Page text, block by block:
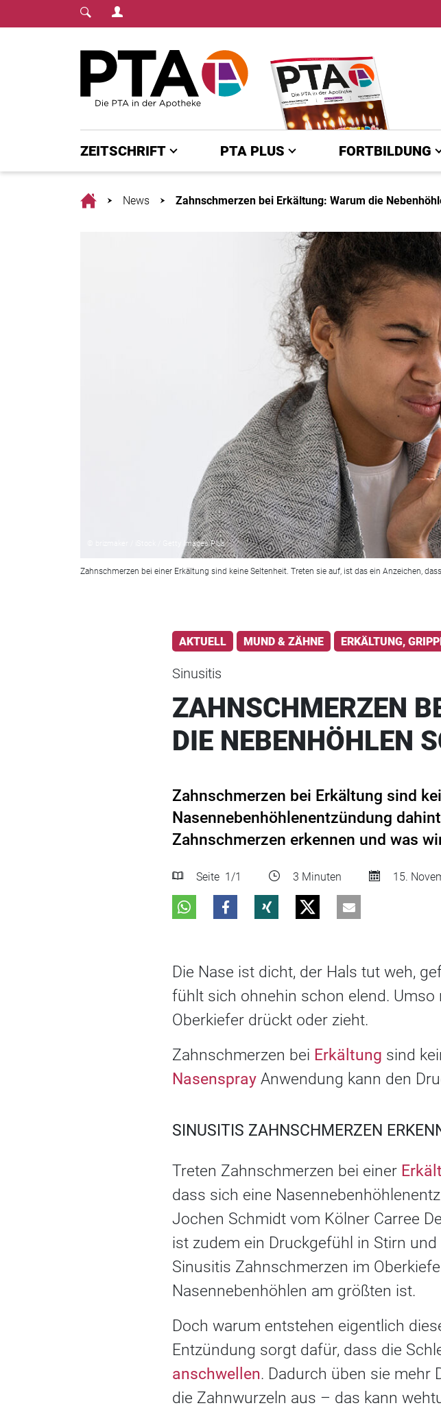
Login Menu
ZEITSCHRIFT PTA PLUS FORTBILDUNG
HomeNews Zahnschmerzen bei Erkältung: Warum die
© brizmaker / iStock / Getty Images Plus
Zahnschmerzen bei einer Erkältung sind keine Seltenheit. Treten sie auf, ist das ein Anzeichen,
AKTUELL MUND & ZÄHNE ERKÄLTUNG,
Sinusitis
ZAHNSCHMERZEN
DIE NEBENHÖHLEN
Zahnschmerzen bei Erkältung sind
Nasennebenhöhlenentzündung
Zahnschmerzen erkennen und was
Seite 1 /1 3 Minuten 15.
Die Nase ist dicht, der Hals tut weh,
fühlt sich ohnehin schon elend.
Oberkiefer drückt oder zieht.
Zahnschmerzen bei Erkältung sind
Nasenspray Anwendung kann den
SINUSITIS ZAHNSCHMERZEN
Treten Zahnschmerzen bei einer
dass sich eine
Jochen Schmidt vom Kölner Carree
ist zudem ein Druckgefühl in Stirn
Sinusitis Zahnschmerzen im
Nasennebenhöhlen am größten ist.
Doch warum entstehen eigentlich
Entzündung sorgt dafür, dass die
anschwellen. Dadurch üben sie mehr
die Zahnwurzeln aus – das kann